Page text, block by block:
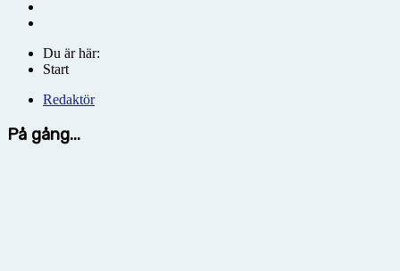
Du är här:
Start
Redaktör
På gång...